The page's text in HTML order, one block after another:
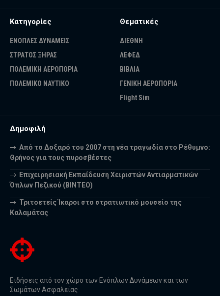
Κατηγορίες
ΕΝΟΠΛΕΣ ΔΥΝΑΜΕΙΣ
ΣΤΡΑΤΟΣ ΞΗΡΑΣ
ΠΟΛΕΜΙΚΗ ΑΕΡΟΠΟΡΙΑ
ΠΟΛΕΜΙΚΟ ΝΑΥΤΙΚΟ
Θεματικές
ΔΙΕΘΝΗ
ΛΕΦΕΔ
ΒΙΒΛΙΑ
ΓΕΝΙΚΗ ΑΕΡΟΠΟΡΙΑ
Flight Sim
Δημοφιλή
Από το Δοξαρό του 2007 στη νέα τραγωδία στο Ρέθυμνο:
Θρήνος για τους πυροσβέστες
Επιχειρησιακή Εκπαίδευση Χειριστών Αντιαρματικών
Όπλων Πεζικού (ΒΙΝΤΕΟ)
Τριτοετείς Ίκαροι στο στρατιωτικό μουσείο της
Καλαμάτας
Ειδήσεις από τον χώρο των Ενόπλων Δυνάμεων και των
Σωμάτων Ασφαλείας